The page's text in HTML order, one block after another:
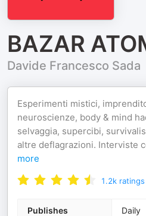
BAZAR
Davide Francesco Sada
Esperimenti mistici,
neuroscienze, body & mind
selvaggia, supercibi,
altre deflagrazioni. Interviste
more
1.2k ratings
Publishes Daily